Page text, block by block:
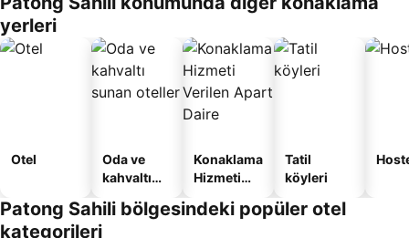
yerleri
Otel
Oda ve
kahvaltı
oteller
Konaklama
Hizmeti
Apart
Tatil
köyleri
Patong Sahili bölgesindeki popüler otel
kategorileri